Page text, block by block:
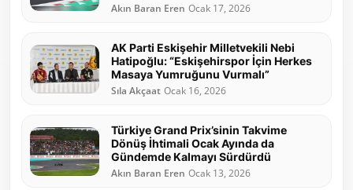
Akın Baran Eren Ocak 17, 2026
AK Parti Eskişehir Milletvekili Nebi
Hatipoğlu: “Eskişehirspor İçin Herkes
Masaya Yumruğunu Vurmalı”
Sıla Akçaat Ocak 16, 2026
Türkiye Grand Prix’sinin Takvime
Dönüş İhtimali Ocak Ayında da
Gündemde Kalmayı Sürdürdü
Akın Baran Eren Ocak 13, 2026